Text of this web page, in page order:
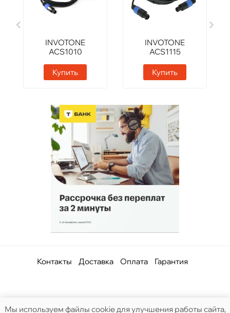
INVOTONE
ACS1010
Купить
INVOTONE
ACS1115
Купить
Контакты Доставка Оплата Гарантия
Мы используем файлы cookie для улучшения работы сайта,